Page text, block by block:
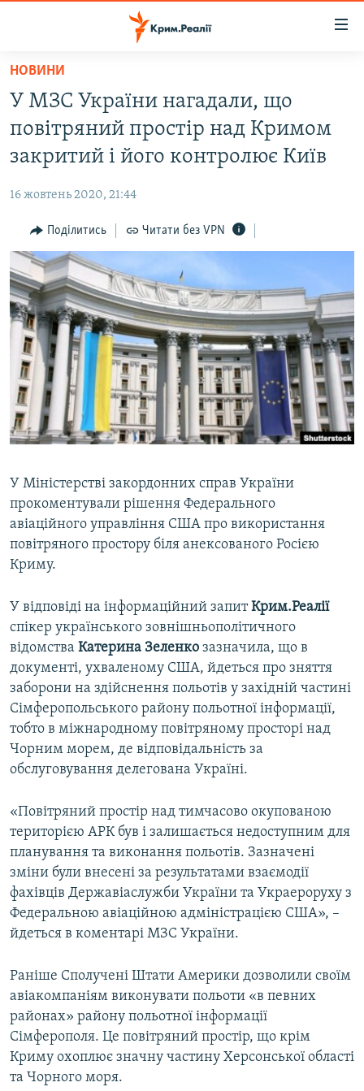
Перейти
основного
матеріалу
до
основної
Перейти
до
пошуку
ВІДЕО ТА ФОТО
БЛОГИ
ПОГЛЯД
ІНТЕРВ'Ю
ВСЕ ЗА ДЕНЬ
СПЕЦПРОЕКТИ
ДЕПОРТАЦІЯ
ВІДЕОУРОКИ «ELIFBE»
СВІДЧЕННЯ ОКУПАЦІЇ
УКРАЇНСЬКА ПРОБЛЕМА КРИМУ
ЯК ОБІЙТИ БЛОКУВАННЯ
Русский
Qırımtatar
Усі сайти RFE/RL
НОВИНИ
У МЗС України нагадали, що
повітряний простір над Кримом
закритий і його контролює Київ
16 жовтень 2020, 21:44
Поділитись Читати без VPN
У Міністерстві закордонних справ України
прокоментували рішення Федерального
авіаційного управління США про використання
повітряного простору біля анексованого Росією
Криму.
У відповіді на інформаційний запитКрим.Реалії
спікер українського зовнішньополітичного
відомства Катерина Зеленко зазначила, що в
документі, ухваленому США, йдеться про зняття
заборони на здійснення польотів у західній частині
Сімферопольського району польотної інформації,
тобто в міжнародному повітряному просторі над
Чорним морем, де відповідальність за
обслуговування делегована Україні.
«Повітряний простір над тимчасово окупованою
територією АРК був і залишається недоступним для
планування та виконання польотів. Зазначені
зміни були внесені за результатами взаємодії
фахівців Державіаслужби України та Украероруху з
Федеральною авіаційною адміністрацією США», –
йдеться в коментарі МЗС України.
Раніше Сполучені Штати Америки дозволили своїм
авіакомпаніям виконувати польоти «в певних
районах» району польотної інформації
Сімферополя. Це повітряний простір, що крім
Криму охоплює значну частину Херсонської області
та Чорного моря.